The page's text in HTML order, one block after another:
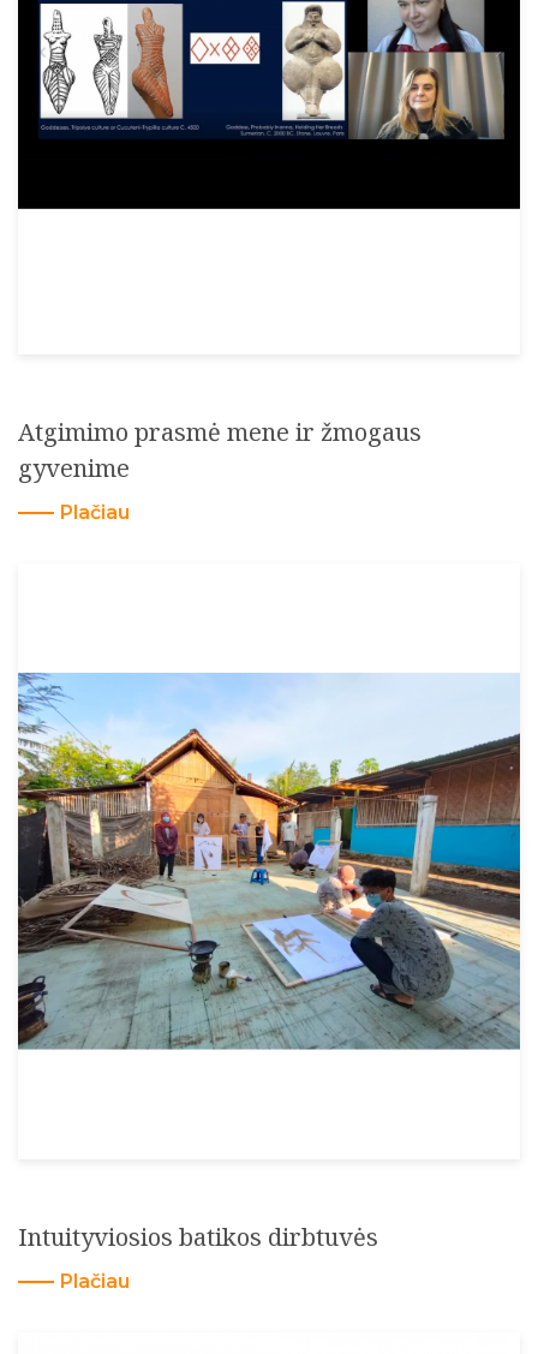
Atgimimo prasmė mene ir žmogaus
gyvenime
Plačiau
Intuityviosios batikos dirbtuvės
Plačiau